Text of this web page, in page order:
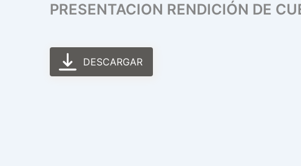
PRESENTACION RENDICIÓN DE
DESCARGAR